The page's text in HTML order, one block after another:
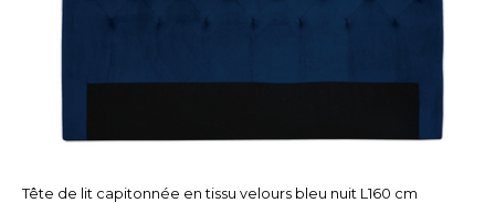
Tête de lit capitonnée en tissu velours bleu nuit L160 cm